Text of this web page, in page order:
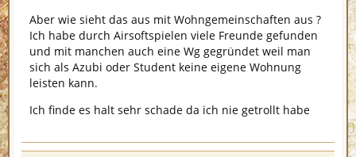
Aber wie sieht das aus mit Wohngemeinschaften aus ?
Ich habe durch Airsoftspielen viele Freunde gefunden
und mit manchen auch eine Wg gegründet weil man
sich als Azubi oder Student keine eigene Wohnung
leisten kann.
Ich finde es halt sehr schade da ich nie getrollt habe